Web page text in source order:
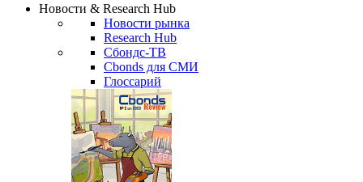
Новости & Research Hub
Новости рынка
Research Hub
Сбондс-ТВ
Cbonds для СМИ
Глоссарий